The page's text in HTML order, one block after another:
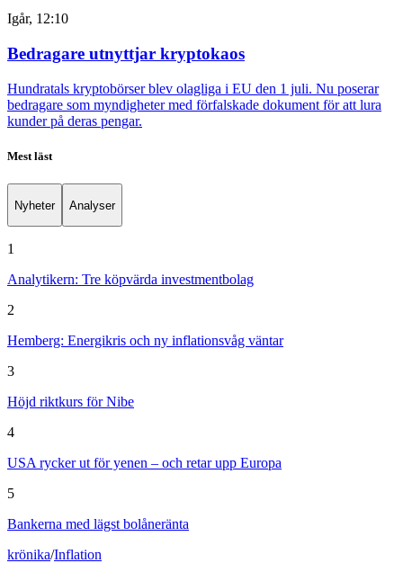
Igår, 12:10
Bedragare utnyttjar kryptokaos
Hundratals kryptobörser blev olagliga i EU den 1 juli. Nu poserar
bedragare som myndigheter med förfalskade dokument för att lura
kunder på deras pengar.
Mest läst
Nyheter Analyser
1
Analytikern: Tre köpvärda investmentbolag
2
Hemberg: Energikris och ny inflationsvåg väntar
3
Höjd riktkurs för Nibe
4
USA rycker ut för yenen – och retar upp Europa
5
Bankerna med lägst bolåneränta
krönika/Inflation